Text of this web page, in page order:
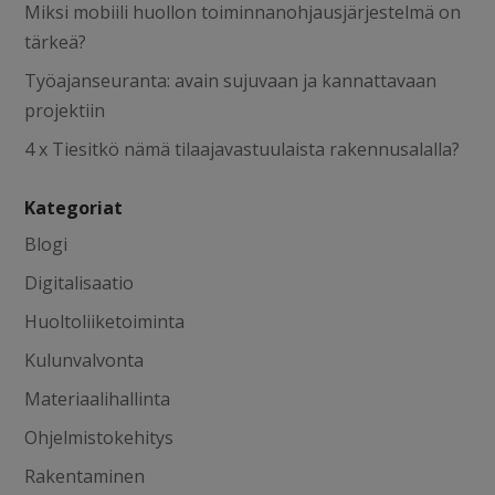
Miksi mobiili huollon toiminnanohjausjärjestelmä on
tärkeä?
Työajanseuranta: avain sujuvaan ja kannattavaan
projektiin
4 x Tiesitkö nämä tilaajavastuulaista rakennusalalla?
Kategoriat
Blogi
Digitalisaatio
Huoltoliiketoiminta
Kulunvalvonta
Materiaalihallinta
Ohjelmistokehitys
Rakentaminen